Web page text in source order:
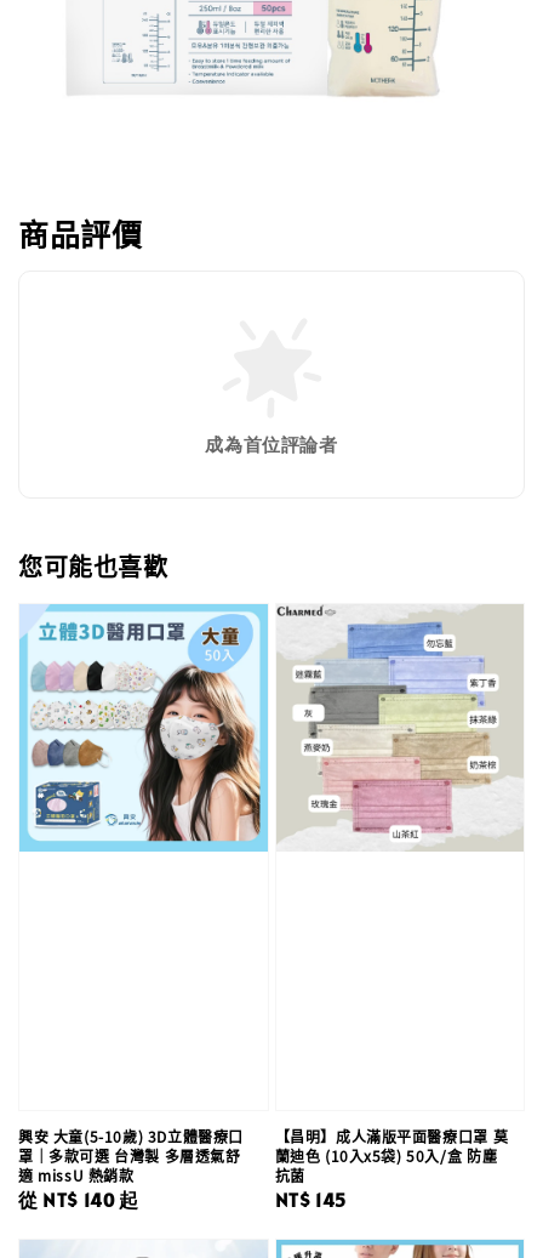
商品評價
成為首位評論者
您可能也喜歡
興安 大童(5-10歲) 3D立體醫療口
罩｜多款可選 台灣製 多層透氣舒
適 missU 熱銷款
Regular
從 NT$ 140起
【昌明】成人滿版平面醫療口罩 莫
蘭迪色 (10入x5袋) 50入/盒 防塵
抗菌
Regular
NT$ 145